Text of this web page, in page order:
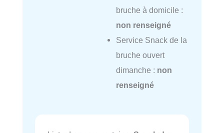
bruche à domicile :
non renseigné
Service Snack de la
bruche ouvert
dimanche : non
renseigné